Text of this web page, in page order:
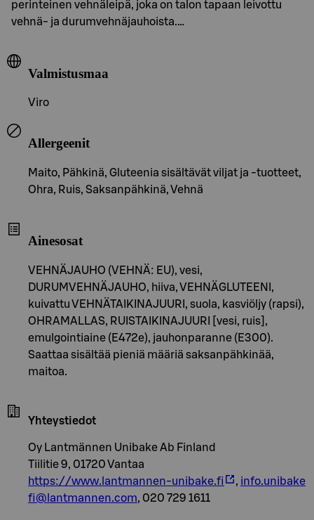
perinteinen vehnäleipä, joka on talon tapaan leivottu
vehnä- ja durumvehnäjauhoista.…
Valmistusmaa
Viro
Allergeenit
Maito, Pähkinä, Gluteenia sisältävät viljat ja -tuotteet,
Ohra, Ruis, Saksanpähkinä, Vehnä
Ainesosat
VEHNÄJAUHO (VEHNÄ: EU), vesi,
DURUMVEHNÄJAUHO, hiiva, VEHNÄGLUTEENI,
kuivattu VEHNÄTAIKINAJUURI, suola, kasviöljy (rapsi),
OHRAMALLAS, RUISTAIKINAJUURI [vesi, ruis],
emulgointiaine (E472e), jauhonparanne (E300).
Saattaa sisältää pieniä määriä saksanpähkinää,
maitoa.
Yhteystiedot
Oy Lantmännen Unibake Ab Finland
Tiilitie 9, 01720 Vantaa
https://www.lantmannen-unibake.fi
, info.unibake
fi@lantmannen.com, 020 729 1611